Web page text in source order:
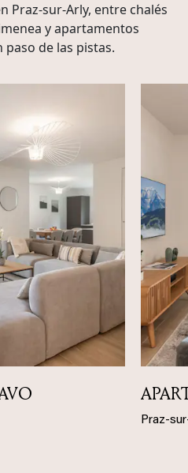
Praz‑sur‑Arly, entre chalés
y apartamentos
paso de las pistas.
Praz-